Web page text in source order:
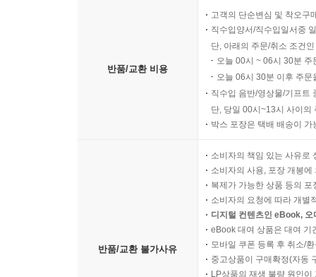
반품/교환 비용
고객의 단순변심 및 착오구
직수입양서/직수입일서중
단, 아래의 주문/취소 조건
오늘 00시 ~ 06시 30분
오늘 06시 30분 이후 주
직수입 음반/영상물/기프트
단, 당일 00시~13시 사이의
박스 포장은 택배 배송이
반품/교환 불가사유
소비자의 책임 있는 사유로
소비자의 사용, 포장 개봉
복제가 가능한 상품 등의
소비자의 요청에 따라 개별
디지털 컨텐츠인 eBook,
eBook 대여 상품은 대여 기
모바일 쿠폰 등록 후 취소/
중고상품이 구매확정(자동
LP상품의 재생 불량 원인